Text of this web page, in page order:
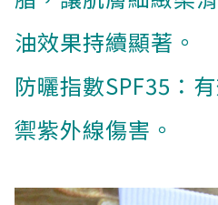
油效果持續顯著。
防曬指數SPF35：
禦紫外線傷害。